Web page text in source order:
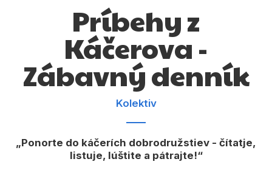
Populárno - náučné pre deti
Predškoláci
Výchova a pedagogika
Zdravie a životný štýl
Príbehy z
Káčerova -
Zábavný denník
Kolektiv
Ponorte do káčerích dobrodružstiev - čítatje,
listuje, lúštite a pátrajte!